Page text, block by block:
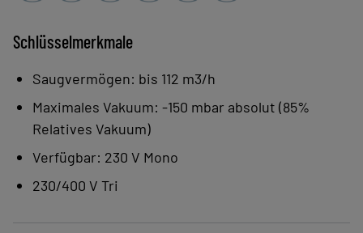
Verfügbar:
230 V Mono
230/400 V Tri
Schlüsselmerkmale
Saugvermögen: bis 112 m3/h
Maximales Vakuum: -150 mbar absolut (85%
Relatives Vakuum)
Verfügbar: 230 V Mono
230/400 V Tri